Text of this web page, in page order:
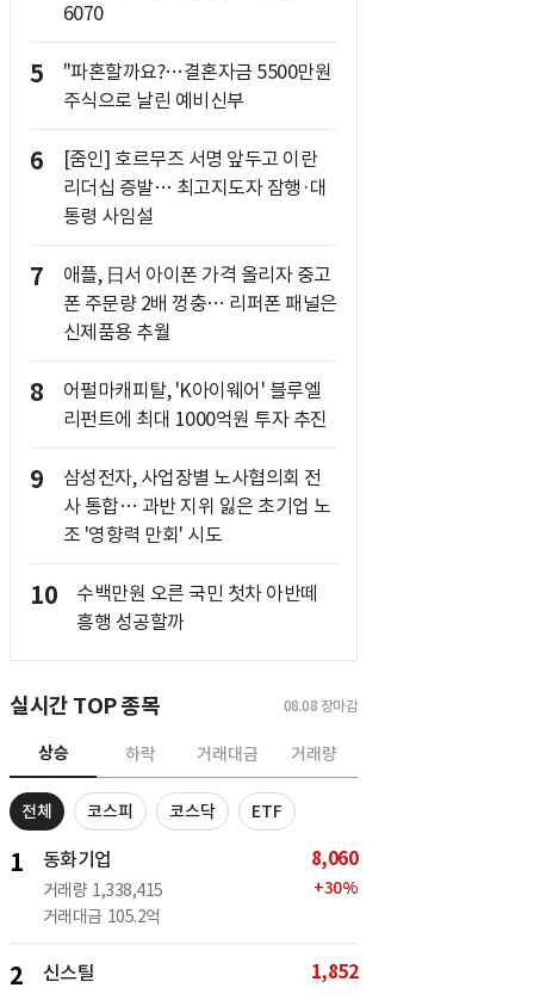
6070
5
"파혼할까요?…결혼자금 5500만원
주식으로 날린 예비신부
6
[줌인] 호르무즈 서명 앞두고 이란
리더십 증발… 최고지도자 잠행·대
통령 사임설
7
애플, 日서 아이폰 가격 올리자 중고
폰 주문량 2배 껑충… 리퍼폰 패널은
신제품용 추월
8
어펄마캐피탈, 'K아이웨어' 블루엘
리펀트에 최대 1000억원 투자 추진
9
삼성전자, 사업장별 노사협의회 전
사 통합… 과반 지위 잃은 초기업 노
조 '영향력 만회' 시도
10
수백만원 오른 국민 첫차 아반떼
흥행 성공할까
실시간 TOP 종목 08.08 장마감
상승 하락 거래대금 거래량
전체 코스피 코스닥 ETF
1 동화기업
거래량 1,338,415
거래대금 105.2억
8,060
+30%
2 신스틸 1,852